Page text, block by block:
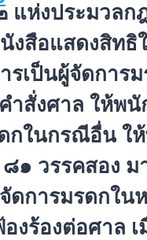
แห่งประมวลก
งสือแสดงสิทธิ
รเป็นผู้จัดการ
ำสั่งศาล ให้พนั
กในกรณีอื่น ใ
๑ วรรคสอง ม
ดการมรดกใน
งร้องต่อศาล